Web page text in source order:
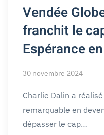
Vendée
franchit le
Espérance
30 novembre 2024
Charlie Dalin a
remarquable en
dépasser le cap…